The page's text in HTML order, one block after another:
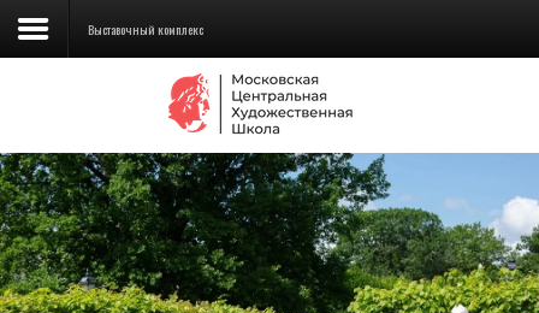
Сведения об образовательной
Школа
Училище
Детская Художественная школа
Выставочный комплекс